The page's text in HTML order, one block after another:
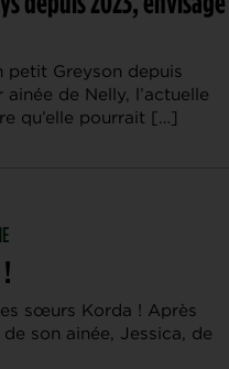
petit Greyson depuis
de Nelly, l’actuelle
qu’elle pourrait […]
sœurs Korda ! Après
son ainée, Jessica, de